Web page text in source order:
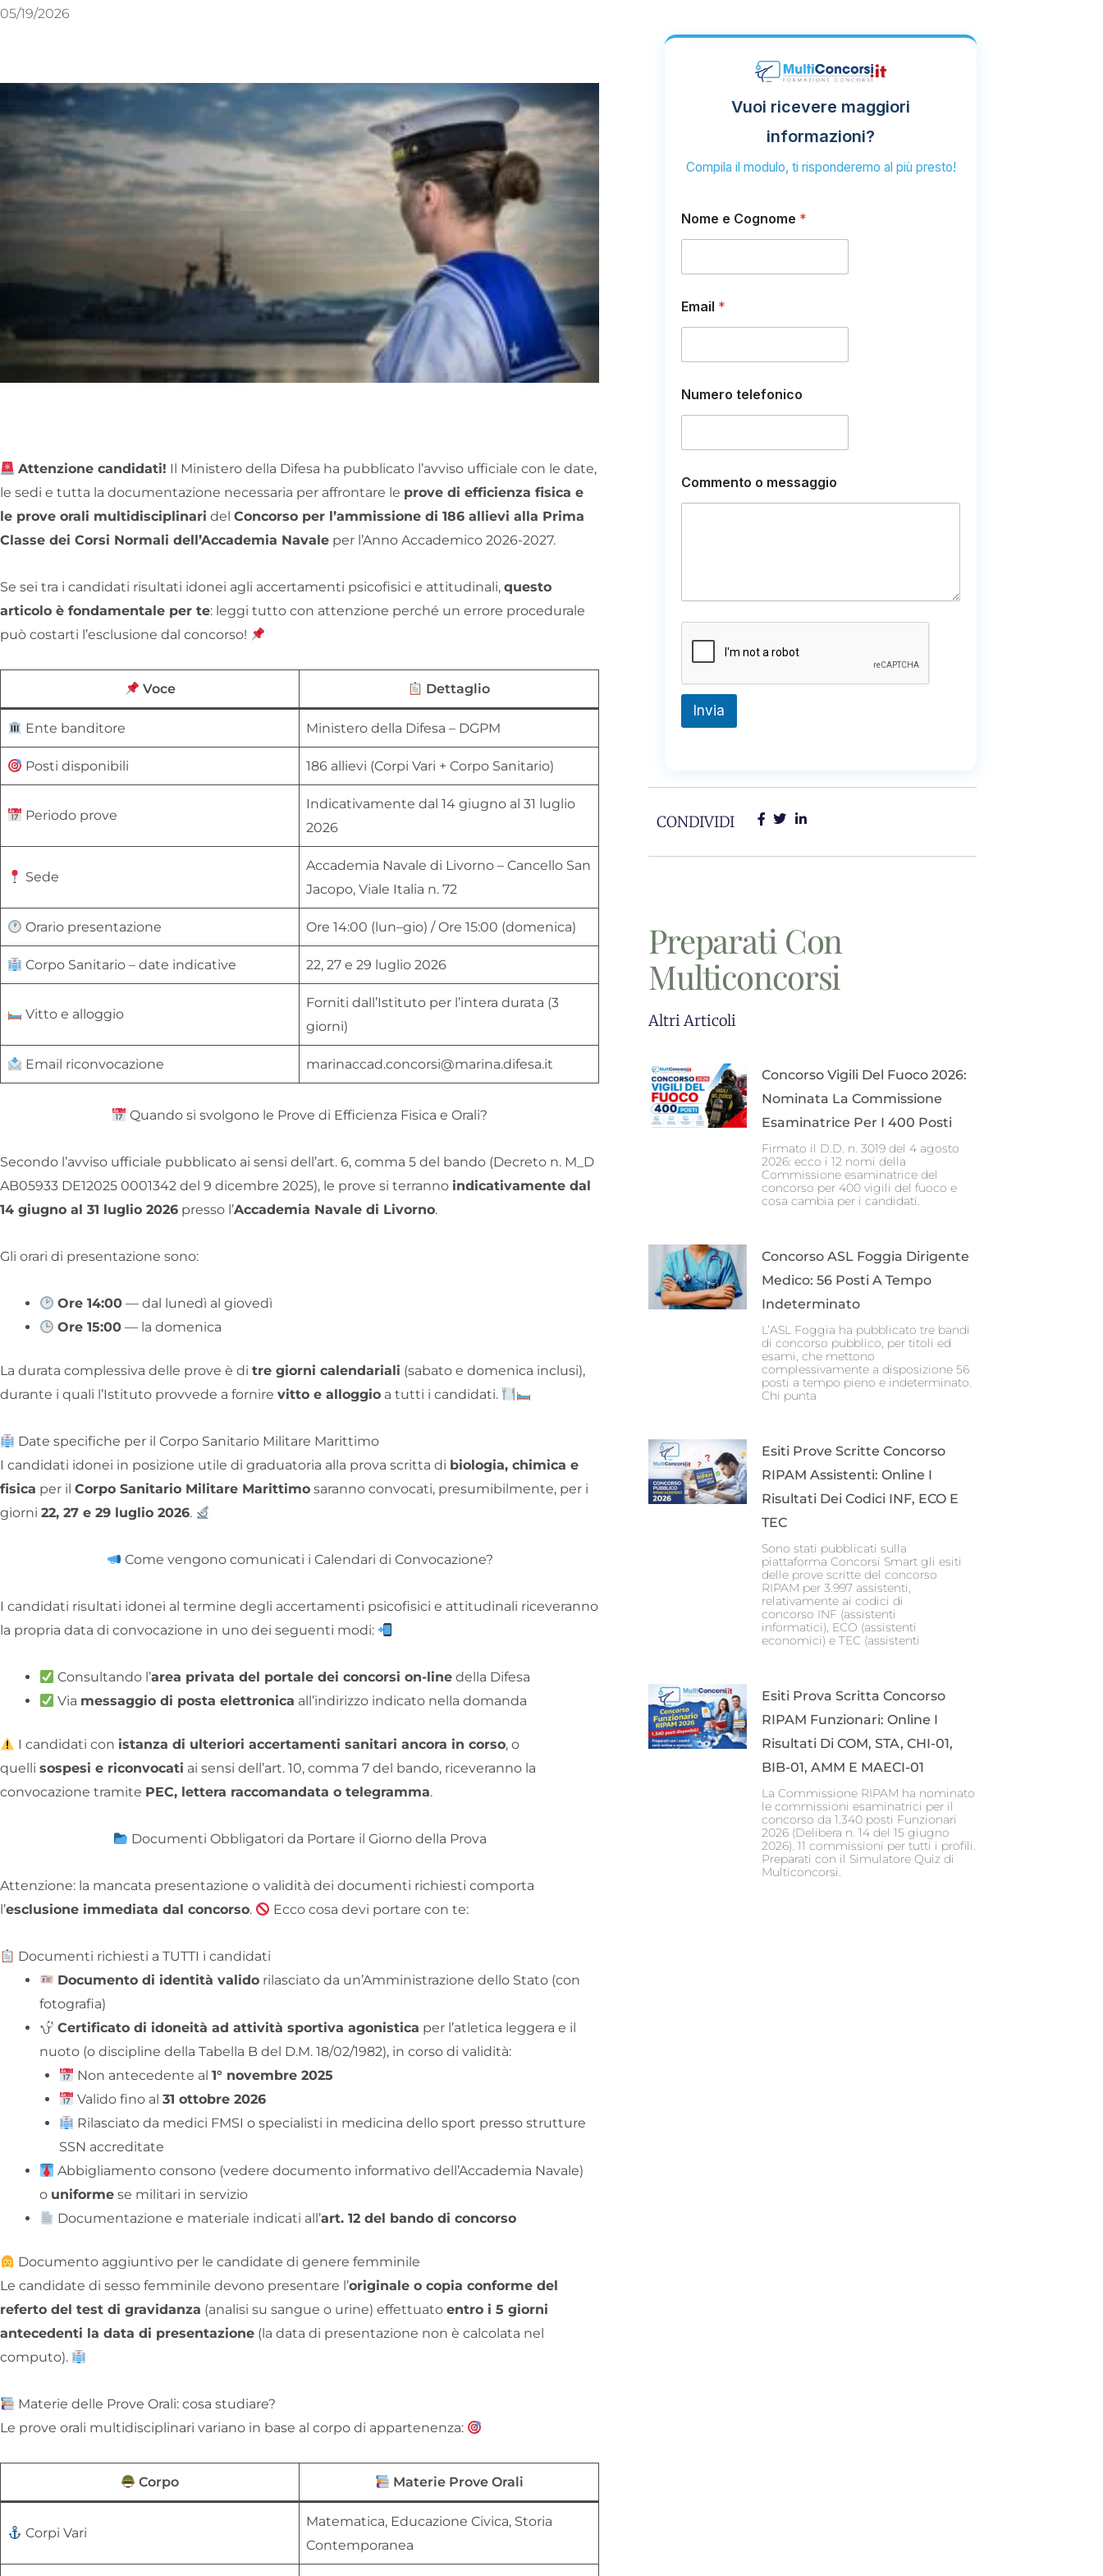
05/19/2026
Attenzione candidati! Il Ministero della Difesa ha pubblicato l’avviso ufficiale con le date,
le sedi e tutta la documentazione necessaria per affrontare le prove di efficienza fisica e
le prove orali multidisciplinari del Concorso per l’ammissione di 186 allievi alla Prima
Classe dei Corsi Normali dell’Accademia Navale per l’Anno Accademico 2026-2027.
Se sei tra i candidati risultati idonei agli accertamenti psicofisici e attitudinali, questo
articolo è fondamentale per te: leggi tutto con attenzione perché un errore procedurale
può costarti l’esclusione dal concorso!
Voce Dettaglio
Ente banditore Ministero della Difesa – DGPM
Posti disponibili 186 allievi (Corpi Vari + Corpo Sanitario)
Periodo prove
Indicativamente dal 14 giugno al 31 luglio
2026
Sede
Accademia Navale di Livorno – Cancello San
Jacopo, Viale Italia n. 72
Orario presentazione Ore 14:00 (lun–gio) / Ore 15:00 (domenica)
Corpo Sanitario – date indicative 22, 27 e 29 luglio 2026
Vitto e alloggio
Forniti dall’Istituto per l’intera durata (3
giorni)
Email riconvocazione marinaccad.concorsi@marina.difesa.it
Quando si svolgono le Prove di Efficienza Fisica e Orali?
Secondo l’avviso ufficiale pubblicato ai sensi dell’art. 6, comma 5 del bando (Decreto n. M_D
AB05933 DE12025 0001342 del 9 dicembre 2025), le prove si terranno indicativamente dal
14 giugno al 31 luglio 2026 presso l’Accademia Navale di Livorno.
Gli orari di presentazione sono:
Ore 14:00 — dal lunedì al giovedì
Ore 15:00 — la domenica
La durata complessiva delle prove è di tre giorni calendariali (sabato e domenica inclusi),
durante i quali l’Istituto provvede a fornire vitto e alloggio a tutti i candidati.
Date specifiche per il Corpo Sanitario Militare Marittimo
I candidati idonei in posizione utile di graduatoria alla prova scritta di biologia, chimica e
fisica per il Corpo Sanitario Militare Marittimo saranno convocati, presumibilmente, per i
giorni 22, 27 e 29 luglio 2026.
Come vengono comunicati i Calendari di Convocazione?
I candidati risultati idonei al termine degli accertamenti psicofisici e attitudinali riceveranno
la propria data di convocazione in uno dei seguenti modi:
Consultando l’area privata del portale dei concorsi on-line della Difesa
Via messaggio di posta elettronica all’indirizzo indicato nella domanda
I candidati con istanza di ulteriori accertamenti sanitari ancora in corso, o
quelli sospesi e riconvocati ai sensi dell’art. 10, comma 7 del bando, riceveranno la
convocazione tramite PEC, lettera raccomandata o telegramma.
Documenti Obbligatori da Portare il Giorno della Prova
Attenzione: la mancata presentazione o validità dei documenti richiesti comporta
l’esclusione immediata dal concorso. Ecco cosa devi portare con te:
Documenti richiesti a TUTTI i candidati
Documento di identità valido rilasciato da un’Amministrazione dello Stato (con
fotografia)
Certificato di idoneità ad attività sportiva agonistica per l’atletica leggera e il
nuoto (o discipline della Tabella B del D.M. 18/02/1982), in corso di validità:
Non antecedente al1° novembre 2025
Valido fino al31 ottobre 2026
Rilasciato da medici FMSI o specialisti in medicina dello sport presso strutture
SSN accreditate
Abbigliamento consono (vedere documento informativo dell’Accademia Navale)
o uniforme se militari in servizio
Documentazione e materiale indicati all’art. 12 del bando di concorso
Documento aggiuntivo per le candidate di genere femminile
Le candidate di sesso femminile devono presentare l’originale o copia conforme del
referto del test di gravidanza (analisi su sangue o urine) effettuato entro i 5 giorni
antecedenti la data di presentazione (la data di presentazione non è calcolata nel
computo).
Materie delle Prove Orali: cosa studiare?
Le prove orali multidisciplinari variano in base al corpo di appartenenza:
Corpo Materie Prove Orali
Corpi Vari
Matematica, Educazione Civica, Storia
Contemporanea
Vuoi ricevere maggiori
informazioni?
Compila il modulo, ti risponderemo al più presto!
Nome e Cognome *
Email *
m
a
m
a
i
l
Numero telefonico
Commento o messaggio
Invia
CONDIVIDI
Preparati Con
Multiconcorsi
Altri Articoli
Concorso Vigili Del Fuoco 2026:
Nominata La Commissione
Esaminatrice Per I 400 Posti
Firmato il D.D. n. 3019 del 4 agosto
2026: ecco i 12 nomi della
Commissione esaminatrice del
concorso per 400 vigili del fuoco e
cosa cambia per i candidati.
Concorso ASL Foggia Dirigente
Medico: 56 Posti A Tempo
Indeterminato
L’ASL Foggia ha pubblicato tre bandi
di concorso pubblico, per titoli ed
esami, che mettono
complessivamente a disposizione 56
posti a tempo pieno e indeterminato.
Chi punta
Esiti Prove Scritte Concorso
RIPAM Assistenti: Online I
Risultati Dei Codici INF, ECO E
TEC
Sono stati pubblicati sulla
piattaforma Concorsi Smart gli esiti
delle prove scritte del concorso
RIPAM per 3.997 assistenti,
relativamente ai codici di
concorso INF (assistenti
informatici), ECO (assistenti
economici) e TEC (assistenti
Esiti Prova Scritta Concorso
RIPAM Funzionari: Online I
Risultati Di COM, STA, CHI-01,
BIB-01, AMM E MAECI-01
La Commissione RIPAM ha nominato
le commissioni esaminatrici per il
concorso da 1.340 posti Funzionari
2026 (Delibera n. 14 del 15 giugno
2026). 11 commissioni per tutti i profili.
Preparati con il Simulatore Quiz di
Multiconcorsi.